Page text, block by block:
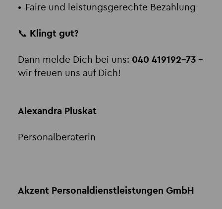
Faire und leistungsgerechte Bezahlung
📞 Klingt gut?
Dann melde Dich bei uns: 040 419192-73–
wir freuen uns auf Dich!
Alexandra Pluskat
Personalberaterin
Akzent Personaldienstleistungen GmbH